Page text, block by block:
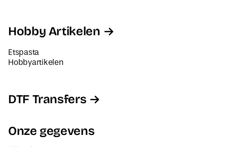
Hobby Artikelen
Etspasta
Hobbyartikelen
DTF Transfers
Onze gegevens